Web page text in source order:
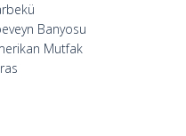
imkanlar mevcuttur.
ve orman manzaralı lüks
ve yüksek kalite malzeme
elektrik, ısı ve su
mutfak mobilyaları, balkon
ile teslim edilecektir.
Banyosu
Mutfak